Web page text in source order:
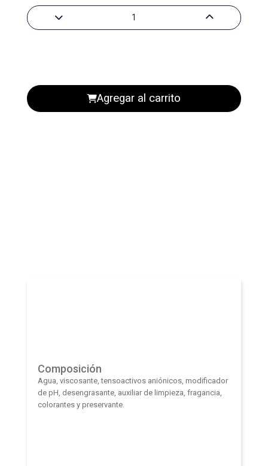
Agregar al carrito
Composición
Agua, viscosante, tensoactivos aniónicos, modificador
de pH, desengrasante, auxiliar de limpieza, fragancia,
colorantes y preservante.